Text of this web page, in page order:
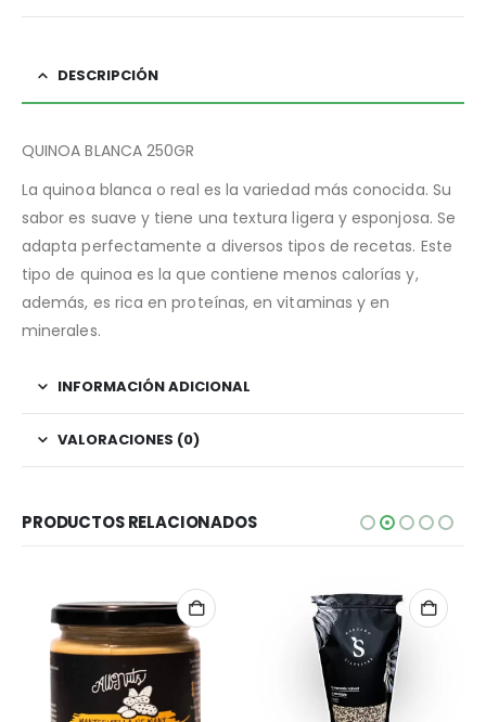
DESCRIPCIÓN
QUINOA BLANCA 250GR
La quinoa blanca o real es la variedad más conocida. Su
sabor es suave y tiene una textura ligera y esponjosa. Se
adapta perfectamente a diversos tipos de recetas. Este
tipo de quinoa es la que contiene menos calorías y,
además, es rica en proteínas, en vitaminas y en
minerales.
INFORMACIÓN ADICIONAL
VALORACIONES (0)
PRODUCTOS RELACIONADOS